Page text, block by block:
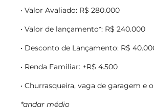
• Valor Avaliado: R$ 280.000
• Valor de lançamento*: R$ 240.000
• Desconto de Lançamento: R$
• Renda Familiar: +R$ 4.500
• Churrasqueira, vaga de garagem e
*andar médio